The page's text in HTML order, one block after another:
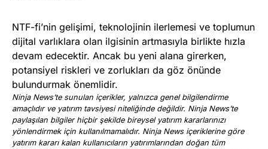
NTF-fi’nin gelişimi, teknolojinin ilerlemesi ve toplumun
dijital varlıklara olan ilgisinin artmasıyla birlikte hızla
devam edecektir. Ancak bu yeni alana girerken,
potansiyel riskleri ve zorlukları da göz önünde
bulundurmak önemlidir.
Ninja News’te sunulan içerikler, yalnızca genel bilgilendirme
amaçlıdır ve yatırım tavsiyesi niteliğinde değildir. Ninja News’te
paylaşılan bilgiler hiçbir şekilde bireysel yatırım kararlarınızı
yönlendirmek için kullanılmamalıdır. Ninja News içeriklerine göre
yatırım kararı kalan kullanıcıların yatırımlarından doğan tüm